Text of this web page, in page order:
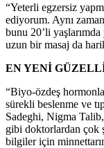
“Yeterli egzersiz
ediyorum. Aynı
bunu 20’li yaşlarımda
uzun bir masaj da
EN YENİ
“Biyo-özdeş
sürekli beslenme ve
Sadeghi, Nigma
gibi doktorlardan çok
bilgiler için